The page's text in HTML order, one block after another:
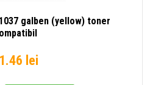
galben (yellow) toner
lei